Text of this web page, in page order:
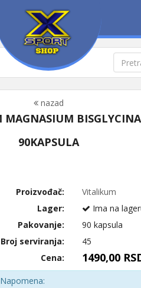
nazad
90KAPSULA
Proizvođač:
Vitalikum
Lager:
Ima na
Pakovanje:
90 kapsula
Broj serviranja:
45
Cena:
1490,00